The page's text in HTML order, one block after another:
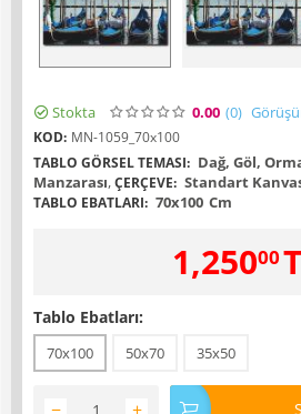
Stokta 0.00 (0)
KOD: MN-1059_70x100
TABLO GÖRSEL TEMASI: Dağ, Göl,
Manzarası,ÇERÇEVE: Standart
TABLO EBATLARI: 70x100 Cm
1,25000
Tablo Ebatları:
70x100 50x70 35x50
+
−